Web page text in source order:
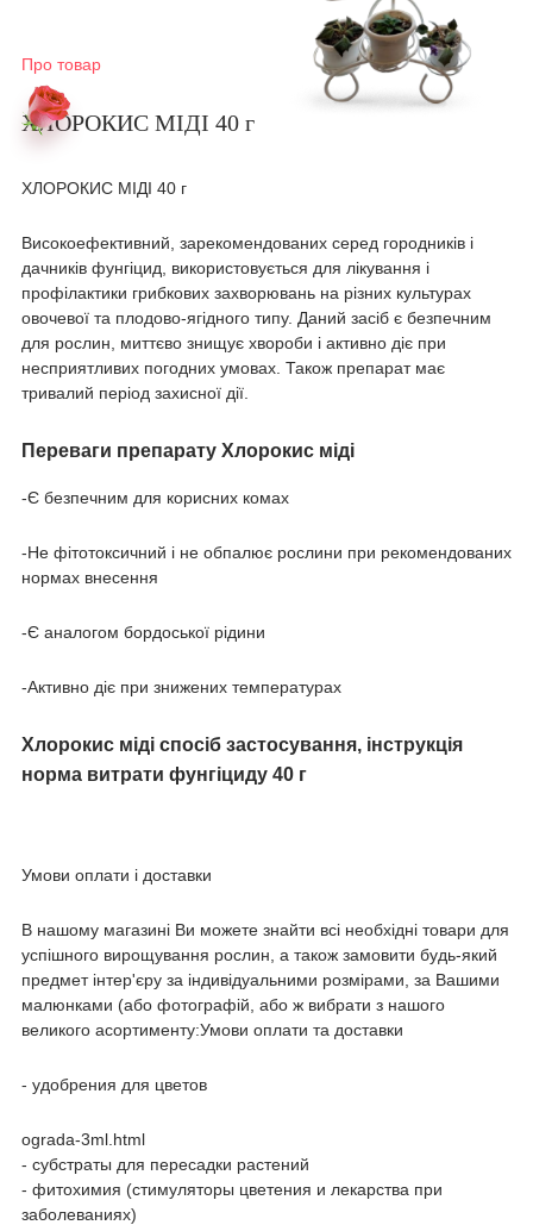
Про товар
ХЛОРОКИС МІДІ 40 г
ХЛОРОКИС МІДІ 40 г
Високоефективний, зарекомендованих серед городників і
дачників фунгіцид, використовується для лікування і
профілактики грибкових захворювань на різних культурах
овочевої та плодово-ягідного типу. Даний засіб є безпечним
для рослин, миттєво знищує хвороби і активно діє при
несприятливих погодних умовах. Також препарат має
тривалий період захисної дії.
Переваги препарату Хлорокис міді
-Є безпечним для корисних комах
-Не фітотоксичний і не обпалює рослини при рекомендованих
нормах внесення
-Є аналогом бордоської рідини
-Активно діє при знижених температурах
Хлорокис міді спосіб застосування, інструкція
норма витрати фунгіциду 40 г
Умови оплати і доставки
В нашому магазині Ви можете знайти всі необхідні товари для
успішного вирощування рослин, а також замовити будь-який
предмет інтер'єру за індивідуальними розмірами, за Вашими
малюнками (або фотографій, або ж вибрати з нашого
великого асортименту:Умови оплати та доставки
- удобрения для цветов
ograda-3ml.html
- субстраты для пересадки растений
- фитохимия (стимуляторы цветения и лекарства при
заболеваниях)